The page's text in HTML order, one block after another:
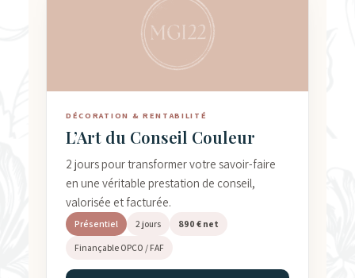
DÉCORATION & RENTABILITÉ
L’Art du Conseil Couleur
2 jours pour transformer votre savoir-faire
en une véritable prestation de conseil,
valorisée et facturée.
Présentiel 2 jours
890 € net
Finançable OPCO / FAF